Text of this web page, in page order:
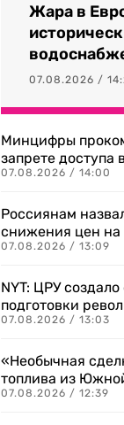
Жара в
07.08.2026 /
Минцифры
запрете доступа
07.08.2026 / 14:00
Россиянам
снижения цен на
07.08.2026 / 13:09
NYT: ЦРУ
подготовки
07.08.2026 / 13:03
«Необычная
топлива из
07.08.2026 / 12:39